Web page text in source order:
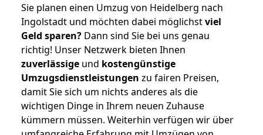
Sie planen einen Umzug von Heidelberg nach
Ingolstadt und möchten dabei möglichstviel
Geld sparen? Dann sind Sie bei uns genau
richtig! Unser Netzwerk bieten Ihnen
zuverlässige und kostengünstige
Umzugsdienstleistungen zu fairen Preisen,
damit Sie sich um nichts anderes als die
wichtigen Dinge in Ihrem neuen Zuhause
kümmern müssen. Weiterhin verfügen wir über